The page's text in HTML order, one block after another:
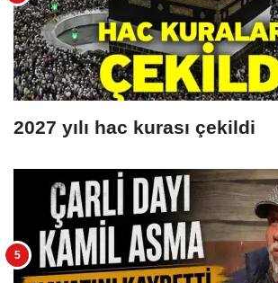
2027 yılı hac kurası çekildi